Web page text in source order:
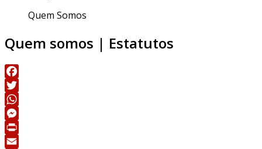
Quem Somos
Quem somos | Estatutos
Facebook
Twitter
WhatsApp
Messenger
Print